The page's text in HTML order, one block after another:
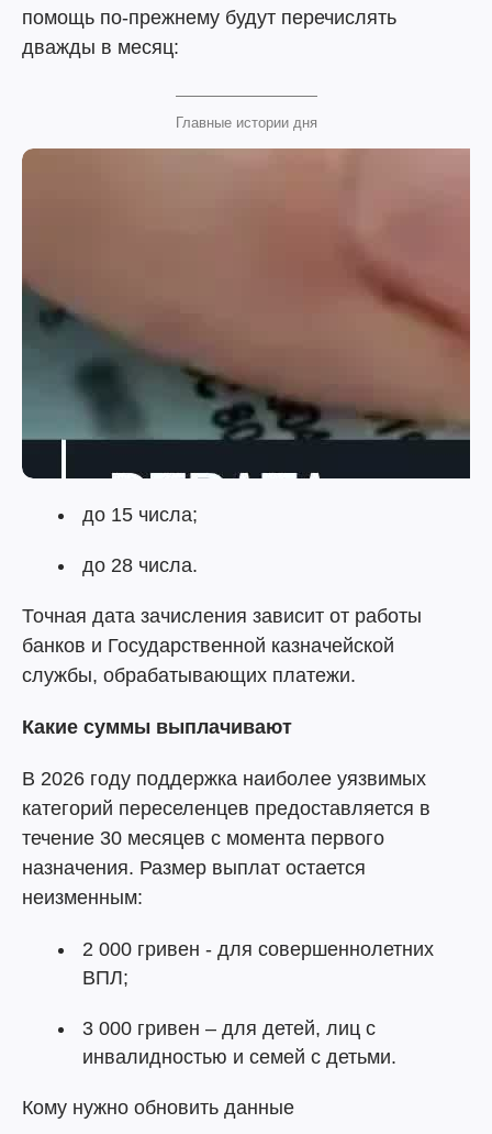
помощь по-прежнему будут перечислять
дважды в месяц:
Главные истории дня
до 15 числа;
до 28 числа.
Точная дата зачисления зависит от работы
банков и Государственной казначейской
службы, обрабатывающих платежи.
Какие суммы выплачивают
В 2026 году поддержка наиболее уязвимых
категорий переселенцев предоставляется в
течение 30 месяцев с момента первого
назначения. Размер выплат остается
неизменным:
2 000 гривен - для совершеннолетних
ВПЛ;
3 000 гривен – для детей, лиц с
инвалидностью и семей с детьми.
Кому нужно обновить данные